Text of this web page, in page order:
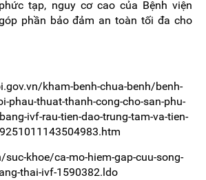
tạp, nguy cơ cao của Bệnh viện
phần bảo đảm an toàn tối đa cho
kham-benh-chua-benh/benh-
phau-thuat-thanh-cong-cho-san-phu-
ivf-rau-tien-dao-trung-tam-va-tien-
khoe/ca-mo-hiem-gap-cuu-song-
thai-ivf-1590382.ldo